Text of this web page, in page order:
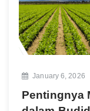
January 6, 2026
Pentingnya